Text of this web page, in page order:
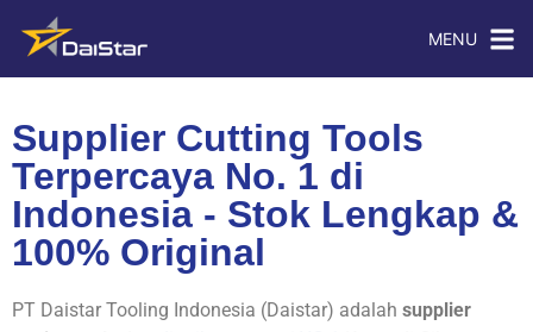
MENU
Supplier Cutting Tools
Terpercaya No. 1 di
Indonesia - Stok Lengkap &
100% Original
PT Daistar Tooling Indonesia (Daistar) adalah supplier